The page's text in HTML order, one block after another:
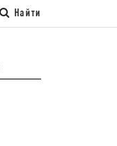
Найти